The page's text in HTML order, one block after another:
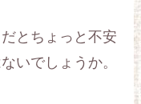
とちょっと不安
いでしょうか。